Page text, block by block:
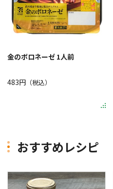
金のボロネーゼ 1人前
483円 （税込）
おすすめレシピ